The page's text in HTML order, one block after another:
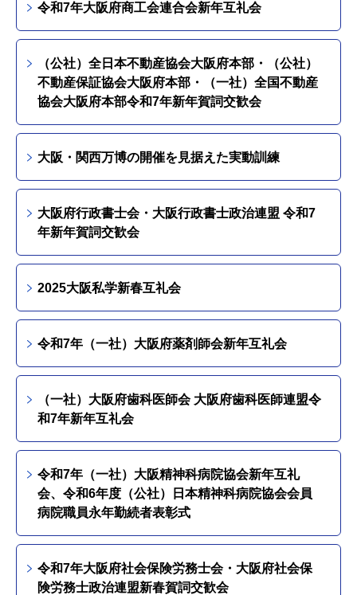
令和7年大阪府商工会連合会新年互礼会
（公社）全日本不動産協会大阪府本部・（公社）
不動産保証協会大阪府本部・（一社）全国不動産
協会大阪府本部令和7年新年賀詞交歓会
大阪・関西万博の開催を見据えた実動訓練
大阪府行政書士会・大阪行政書士政治連盟 令和7
年新年賀詞交歓会
2025大阪私学新春互礼会
令和7年（一社）大阪府薬剤師会新年互礼会
（一社）大阪府歯科医師会 大阪府歯科医師連盟令
和7年新年互礼会
令和7年（一社）大阪精神科病院協会新年互礼
会、令和6年度（公社）日本精神科病院協会会員
病院職員永年勤続者表彰式
令和7年大阪府社会保険労務士会・大阪府社会保
険労務士政治連盟新春賀詞交歓会